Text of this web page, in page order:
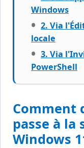
Windows
2. Via
locale
3. Via
PowerShell
Comment
passe à la
Windows